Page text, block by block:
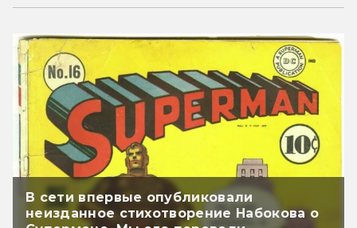
В сети впервые опубликовали
неизданное стихотворение Набокова о